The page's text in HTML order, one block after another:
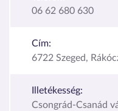
06 62 680 630
Cím:
6722 Szeged,
Illetékesség:
Csongrád-Csanád